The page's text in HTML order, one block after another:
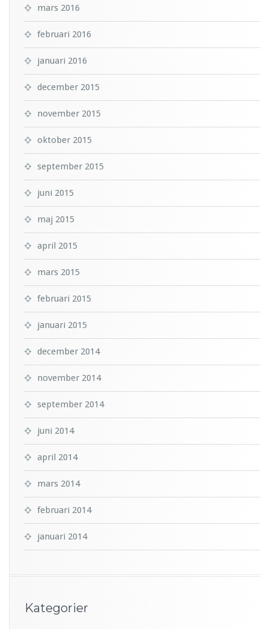
mars 2016
februari 2016
januari 2016
december 2015
november 2015
oktober 2015
september 2015
juni 2015
maj 2015
april 2015
mars 2015
februari 2015
januari 2015
december 2014
november 2014
september 2014
juni 2014
april 2014
mars 2014
februari 2014
januari 2014
Kategorier